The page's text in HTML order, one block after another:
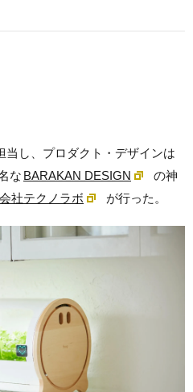
当し、プロダクト・デザインは
な BARAKAN DESIGN
の神
社テクノラボ が行った。